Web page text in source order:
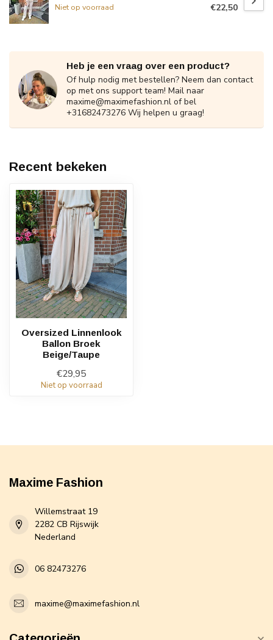
Niet op voorraad
€22,50
Heb je een vraag over een product?
Of hulp nodig met bestellen? Neem dan contact
op met ons support team! Mail naar
maxime@maximefashion.nl of bel
+31682473276 Wij helpen u graag!
Recent bekeken
Oversized Linnenlook
Ballon Broek
Beige/Taupe
€29,95
Niet op voorraad
Maxime Fashion
Willemstraat 19
2282 CB Rijswijk
Nederland
06 82473276
maxime@maximefashion.nl